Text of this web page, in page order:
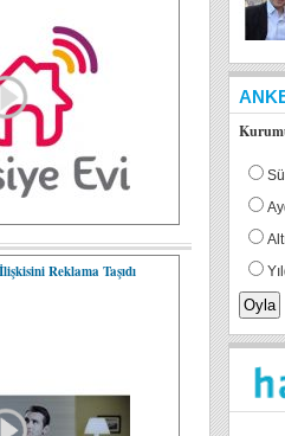
Reklama Taşıdı